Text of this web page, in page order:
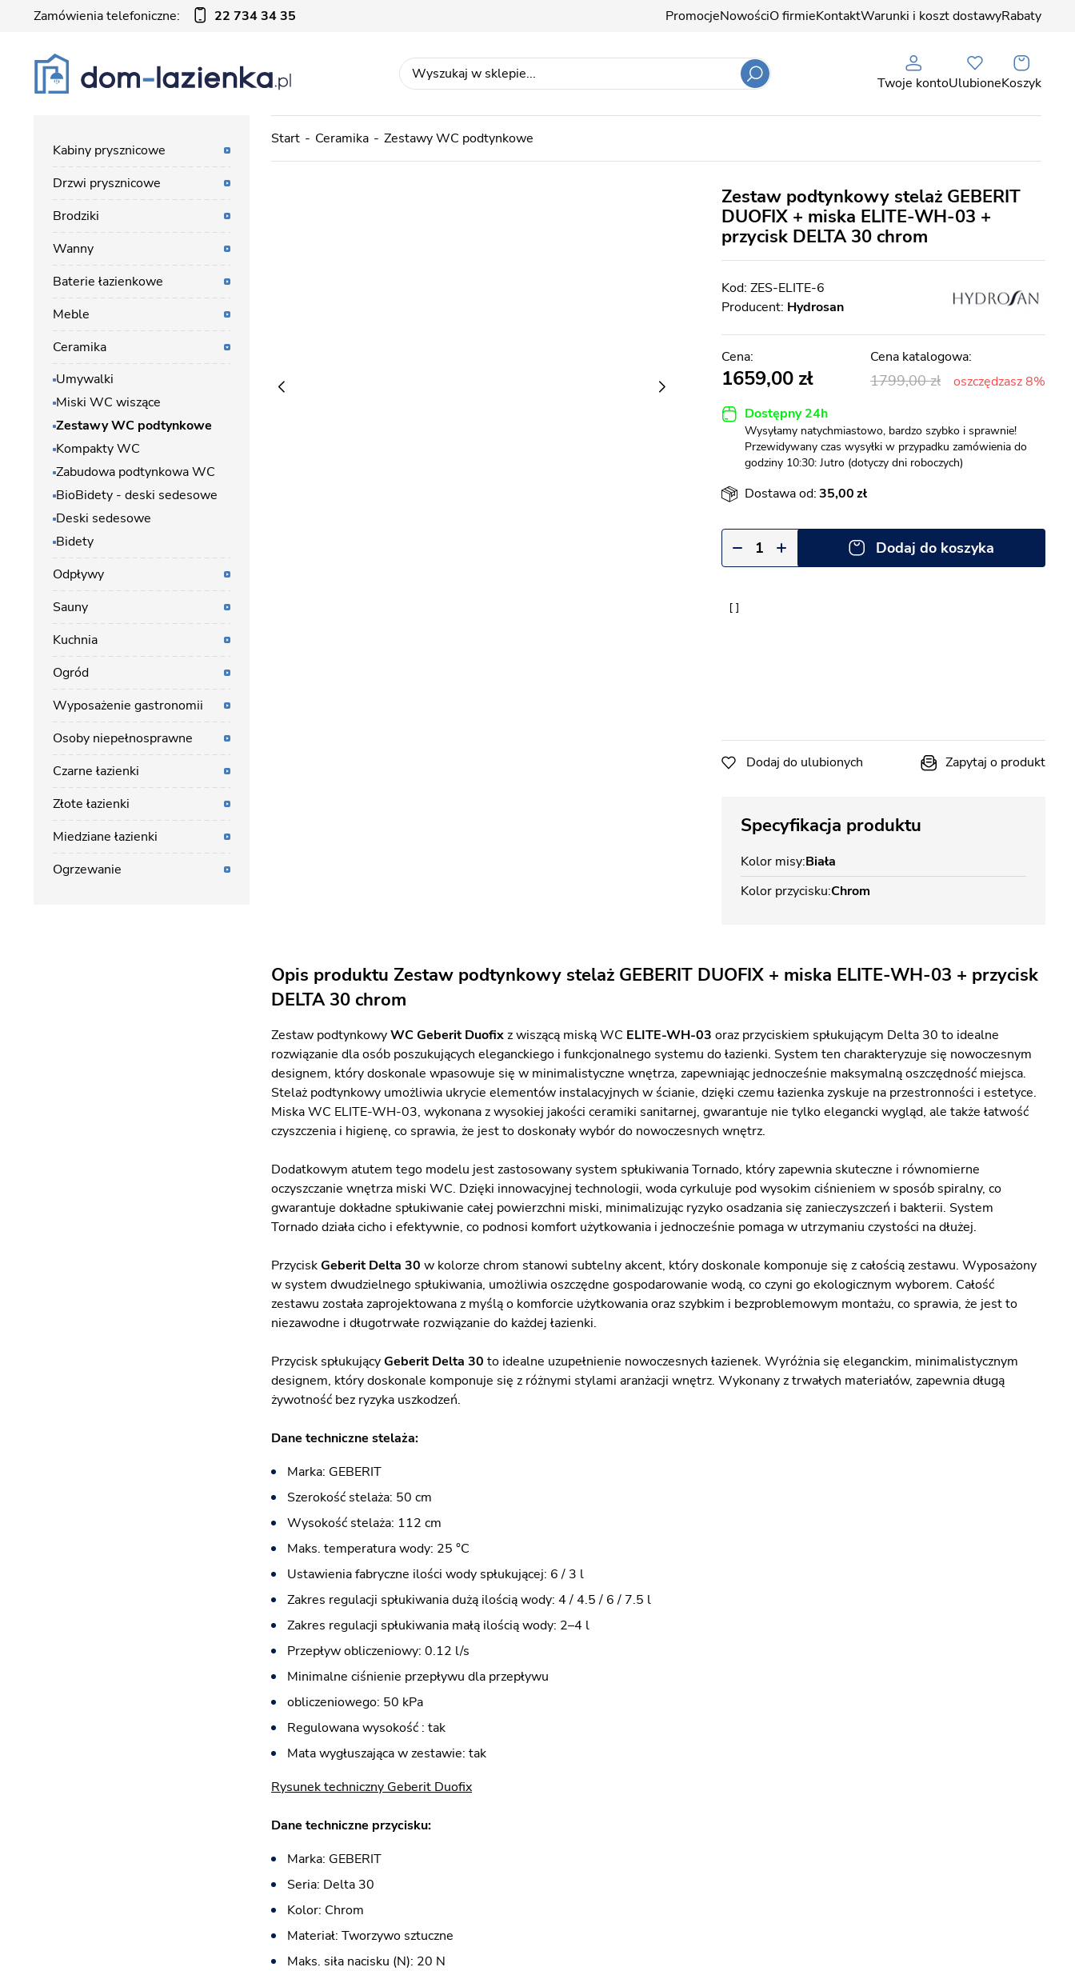
Zamówienia telefoniczne: 22 734 34 35 PromocjeNowościO firmieKontaktWarunki i koszt dostawyRabaty
Twoje kontoUlubioneKoszyk
Start Ceramika Zestawy WC podtynkowe
Zestaw podtynkowy stelaż GEBERIT
DUOFIX + miska ELITE-WH-03 +
przycisk DELTA 30 chrom
ZES-ELITE-6
Producent: Hydrosan
1659,00 1799,00
oszczędzasz 8%
Dostępny 24h
Wysyłamy natychmiastowo, bardzo szybko i sprawnie!
Przewidywany czas wysyłki w przypadku zamówienia do
godziny 10:30: Jutro (dotyczy dni roboczych)
Dostawa od:35,00
Dodaj do koszyka
Dodaj do ulubionych Zapytaj o produkt
Specyfikacja produktu
Kolor misy Biała
Kolor przycisku Chrom
Opis produktu Zestaw podtynkowy stelaż GEBERIT DUOFIX + miska ELITE-WH-03 + przycisk
DELTA 30 chrom
Zestaw podtynkowyWC Geberit Duofixz wiszącą miską WC ELITE-WH-03 oraz przyciskiem spłukującym Delta 30 to idealne
rozwiązanie dla osób poszukujących eleganckiego i funkcjonalnego systemu do łazienki. System ten charakteryzuje się nowoczesnym
designem, który doskonale wpasowuje się w minimalistyczne wnętrza, zapewniając jednocześnie maksymalną oszczędność miejsca.
Stelaż podtynkowy umożliwia ukrycie elementów instalacyjnych w ścianie, dzięki czemu łazienka zyskuje na przestronności i estetyce.
Miska WC ELITE-WH-03, wykonana z wysokiej jakości ceramiki sanitarnej, gwarantuje nie tylko elegancki wygląd, ale także łatwość
czyszczenia i higienę, co sprawia, że jest to doskonały wybór do nowoczesnych wnętrz.
Dodatkowym atutem tego modelu jest zastosowany system spłukiwania Tornado, który zapewnia skuteczne i równomierne
oczyszczanie wnętrza miski WC. Dzięki innowacyjnej technologii, woda cyrkuluje pod wysokim ciśnieniem w sposób spiralny, co
gwarantuje dokładne spłukiwanie całej powierzchni miski, minimalizując ryzyko osadzania się zanieczyszczeń i bakterii. System
Tornado działa cicho i efektywnie, co podnosi komfort użytkowania i jednocześnie pomaga w utrzymaniu czystości na dłużej.
PrzyciskGeberit Delta 30 w kolorze chrom stanowi subtelny akcent, który doskonale komponuje się z całością zestawu. Wyposażony
w system dwudzielnego spłukiwania, umożliwia oszczędne gospodarowanie wodą, co czyni go ekologicznym wyborem. Całość
zestawu została zaprojektowana z myślą o komforcie użytkowania oraz szybkim i bezproblemowym montażu, co sprawia, że jest to
niezawodne i długotrwałe rozwiązanie do każdej łazienki.
Przycisk spłukującyGeberit Delta 30 to idealne uzupełnienie nowoczesnych łazienek. Wyróżnia się eleganckim, minimalistycznym
designem, który doskonale komponuje się z różnymi stylami aranżacji wnętrz. Wykonany z trwałych materiałów, zapewnia długą
żywotność bez ryzyka uszkodzeń.
Dane techniczne stelaża:
Marka: GEBERIT
Szerokość stelaża: 50 cm
Wysokość stelaża: 112 cm
Maks. temperatura wody: 25 °C
Ustawienia fabryczne ilości wody spłukującej: 6 / 3 l
Zakres regulacji spłukiwania dużą ilością wody: 4 / 4.5 / 6 / 7.5 l
Zakres regulacji spłukiwania małą ilością wody: 2–4 l
Przepływ obliczeniowy: 0.12 l/s
Minimalne ciśnienie przepływu dla przepływu
obliczeniowego: 50 kPa
Regulowana wysokość : tak
Mata wygłuszająca w zestawie: tak
Rysunek techniczny Geberit Duofix
Dane techniczne przycisku:
Marka: GEBERIT
Seria: Delta 30
Kolor: Chrom
Materiał: Tworzywo sztuczne
Maks. siła nacisku (N): 20 N
Kabiny prysznicowe
Drzwi prysznicowe
Brodziki
Wanny
Baterie łazienkowe
Meble
Ceramika
Umywalki
Miski WC wiszące
Zestawy WC podtynkowe
Kompakty WC
Zabudowa podtynkowa WC
BioBidety - deski sedesowe
Deski sedesowe
Bidety
Odpływy
Sauny
Kuchnia
Ogród
Wyposażenie gastronomii
Osoby niepełnosprawne
Czarne łazienki
Złote łazienki
Miedziane łazienki
Ogrzewanie